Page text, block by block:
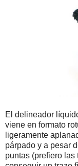
El delineador
viene en formato
ligeramente
párpado y a pesar
puntas (prefiero las